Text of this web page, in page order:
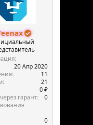
20 Апр 2020
11
21
0 ₽
гарант
0
0